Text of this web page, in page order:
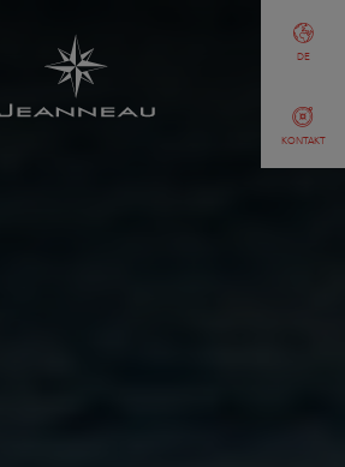
KONTAKT
DE